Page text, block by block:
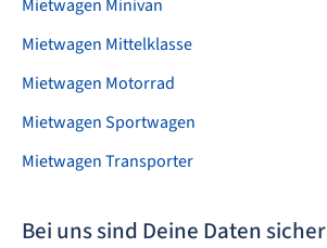
Mietwagen Minivan
Mietwagen Mittelklasse
Mietwagen Motorrad
Mietwagen Sportwagen
Mietwagen Transporter
Bei uns sind Deine Daten sicher